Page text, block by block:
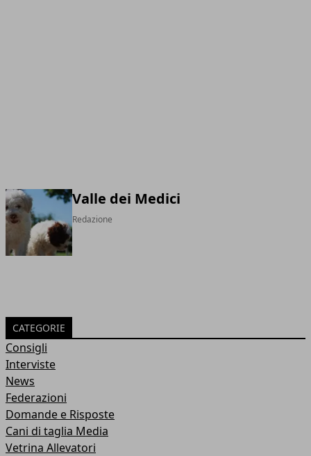
Valle dei Medici
Redazione
CATEGORIE
Consigli
Interviste
News
Federazioni
Domande e Risposte
Cani di taglia Media
Vetrina Allevatori